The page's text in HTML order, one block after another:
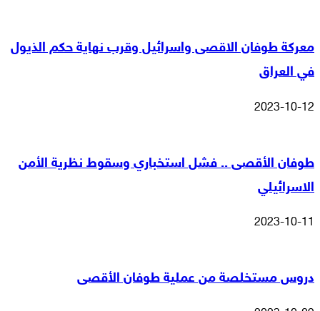
معركة طوفان الاقصى واسرائيل وقرب نهاية حكم الذيول
في العراق
2023-10-12
طوفان الأقصى .. فشل استخباري وسقوط نظرية الأمن
الاسرائيلي
2023-10-11
دروس مستخلصة من عملية طوفان الأقصى